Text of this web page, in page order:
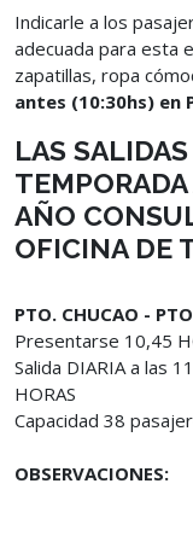
Indicarle a los
adecuada para esta
zapatillas, ropa
antes (10:30hs) en
LAS
AÑO
OFICINA DE
PTO. CHUCAO -
Presentarse 10,45
Salida DIARIA a las
HORAS
Capacidad 38
OBSERVACIONES: